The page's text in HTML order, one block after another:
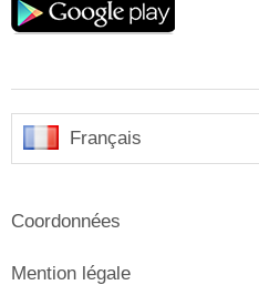
Français
Coordonnées
Mention légale